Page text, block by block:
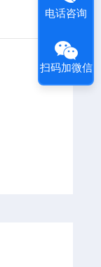
电话咨询
扫码加微信